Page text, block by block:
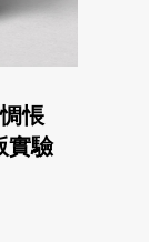
悵
實驗